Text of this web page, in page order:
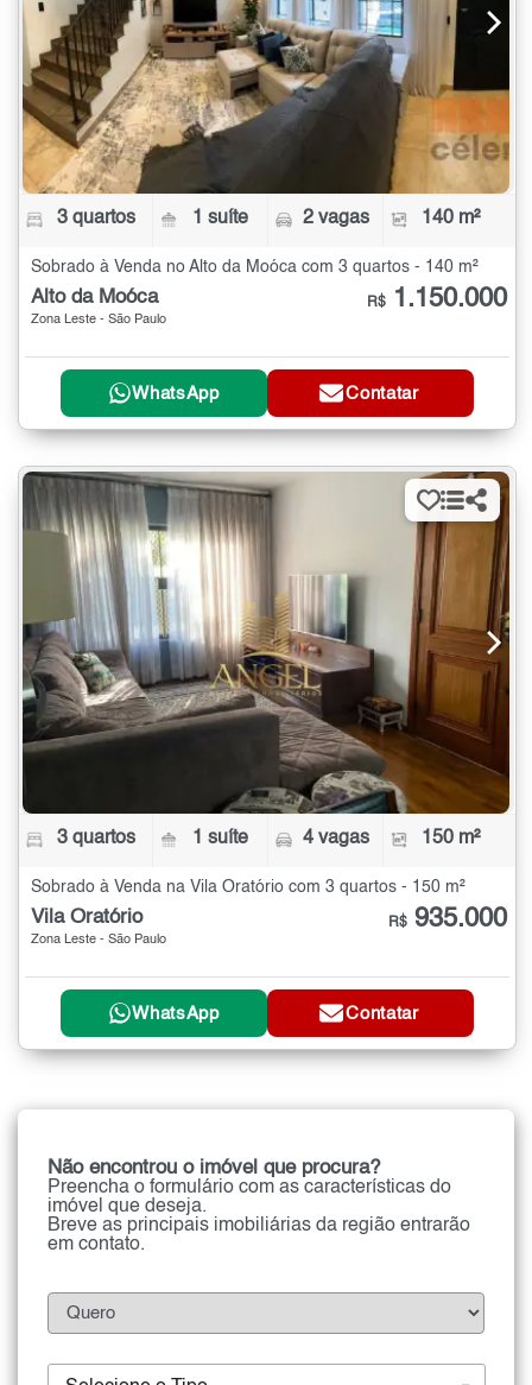
3 quartos 1 suíte 2 vagas 140 m²
Sobrado à Venda no Alto da Moóca com 3 quartos - 140 m²
Alto da Moóca
Zona Leste - São Paulo
R$ 1.150.000
WhatsApp Contatar
3 quartos 1 suíte 4 vagas 150 m²
Sobrado à Venda na Vila Oratório com 3 quartos - 150 m²
Vila Oratório
Zona Leste - São Paulo
R$ 935.000
WhatsApp Contatar
Não encontrou o imóvel que procura?
Preencha o formulário com as características do
imóvel que deseja.
Breve as principais imobiliárias da região entrarão
em contato.